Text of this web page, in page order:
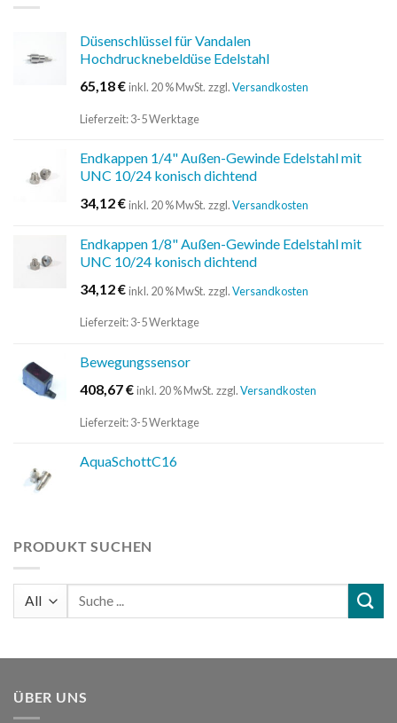
Düsenschlüssel für Vandalen
Hochdrucknebeldüse Edelstahl
65,18€inkl. 20 % MwSt. zzgl.Versandkosten
Lieferzeit:3-5 Werktage
Endkappen 1/4" Außen-Gewinde Edelstahl mit
UNC 10/24 konisch dichtend
34,12€inkl. 20 % MwSt. zzgl.Versandkosten
Endkappen 1/8" Außen-Gewinde Edelstahl mit
UNC 10/24 konisch dichtend
34,12€inkl. 20 % MwSt. zzgl.Versandkosten
Lieferzeit:3-5 Werktage
Bewegungssensor
408,67€inkl. 20 % MwSt. zzgl.Versandkosten
Lieferzeit:3-5 Werktage
AquaSchottC16
PRODUKT SUCHEN
Suchen
ÜBER UNS